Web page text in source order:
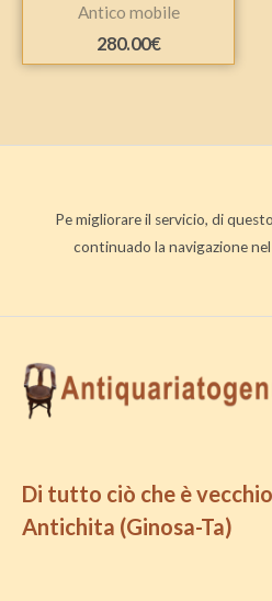
Antico mobile
280.00€
Pe migliorare il servicio, di
continuado la navigazione
Di tutto ciò che è
Antichita (Ginosa-Ta)